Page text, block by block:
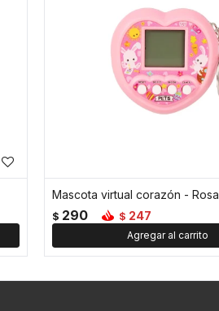
Mascota virtual corazón - Rosa
$ 290 $ 247